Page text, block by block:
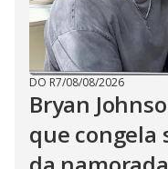
DO R7/08/08/2026
Bryan
que congela